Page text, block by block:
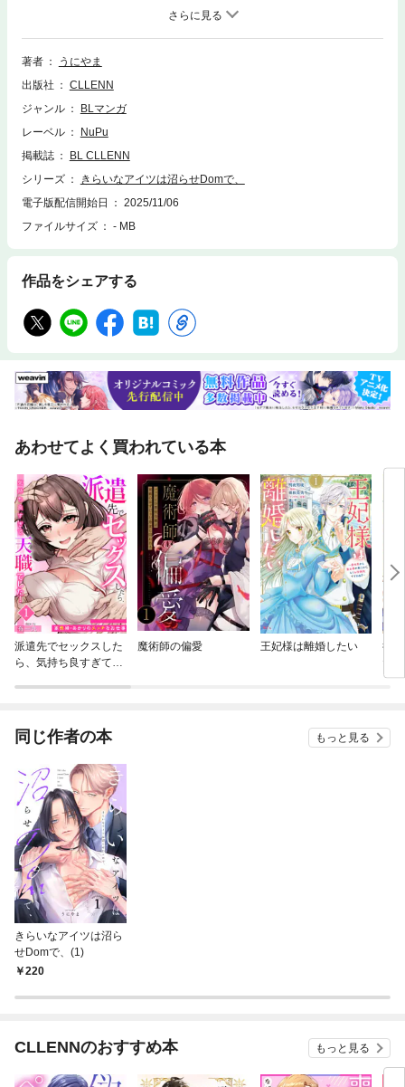
Dom×甘え下手なSub――広告デザイナーでSubの椿 冬慈（つばき とう
じ）は、代理店の顔も知らない営業マン・久我 倖生（くが こうせい）の
無茶な注文と電話越しのコマンドで感じてしまう日々に悩まされてい
た…。欲求不満が募り、マッチングアプリで知り合ったDomの『コウセ
が、コウセイの極上のコマンドで蕩けるほど甘やかされて、満たされる。
最高の夜を過ごして彼にまた会いたいと思っていた矢先、会社の懇親会で
上手すぎて沼すぎる…嫌いなはずなのにハマってしまう…！溺愛を超えた
沼らせDomに抗えない――。
著者
うにやま
出版社
CLLENN
ジャンル
BLマンガ
レーベル
NuPu
掲載誌
BL CLLENN
シリーズ
きらいなアイツは沼らせDomで、
電子版配信開始日
2025/11/06
ファイルサイズ
- MB
作品をシェアする
あわせてよく買われている本
派遣先でセックスした
ら、気持ち良すぎて天
魔術師の偏愛 王妃様は離婚したい
役
た
り
同じ作者の本 もっと見る
きらいなアイツは沼ら
せDomで、(1)
220
CLLENNのおすすめ本 もっと見る